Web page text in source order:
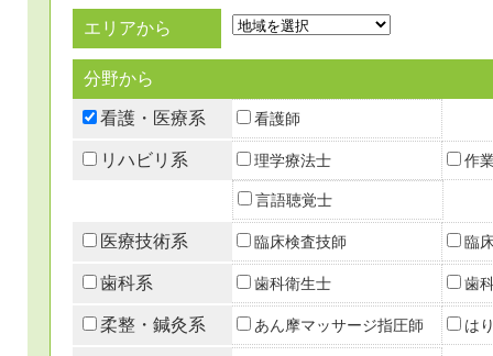
エリアから
分野から
看護・医療系 看護師
リハビリ系 理学療法士 作
言語聴覚士
医療技術系 臨床検査技師 臨
歯科系 歯科衛生士 歯
柔整・鍼灸系 あん摩マッサージ指圧師 は